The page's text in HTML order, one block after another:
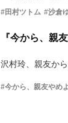
#田村ツトム #沙倉
『今から、親
沢村玲、親友か
#今から、親友やめ